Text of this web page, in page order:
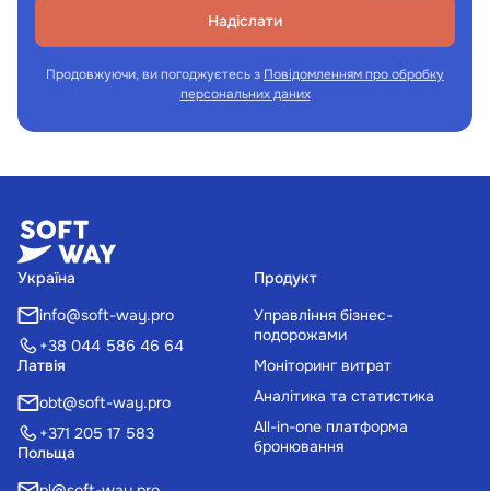
Надіслати
Продовжуючи, ви погоджуєтесь з Повідомленням про обробку
персональних даних
Україна
info@soft-way.pro
+38 044 586 46 64
Латвія
obt@soft-way.pro
+371 205 17 583
Польща
Продукт
Управління бізнес-
подорожами
Моніторинг витрат
Аналітика та статистика
All-in-one платформа
бронювання